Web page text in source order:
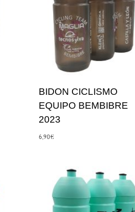
BIDON CICLISMO
EQUIPO BEMBIBRE
2023
6,90€